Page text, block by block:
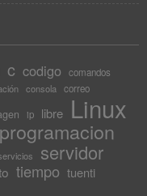
c codigo
comandos
consola correo
ip libre Linux
programacion
servidor
tiempo tuenti